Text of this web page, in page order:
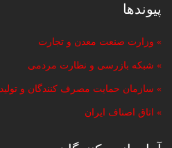
پیوندها
» وزارت صنعت معدن و تجارت
» شبکه بازرسی و نظارت مردمی
» سازمان حمایت مصرف کنندگان و تولید
» اتاق اصناف ایران